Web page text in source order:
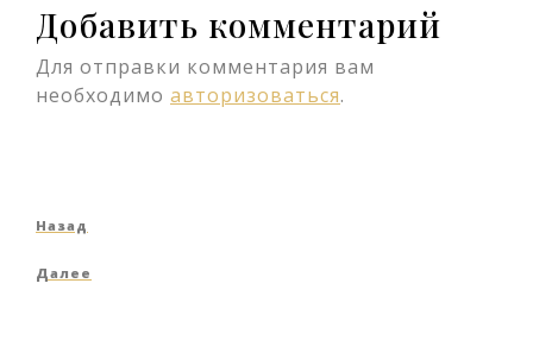
Добавить комментарий
Для отправки комментария вам
необходимо авторизоваться.
Навигация
по
Предыдущая
Назад
Следующая
Далее